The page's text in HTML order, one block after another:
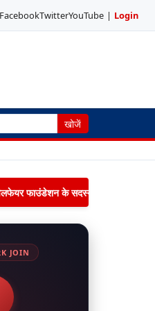
FacebookTwitterYouTube | Login
खोजें
फाउंडेशन के सदस्यों द्वारा जनपद
JOIN